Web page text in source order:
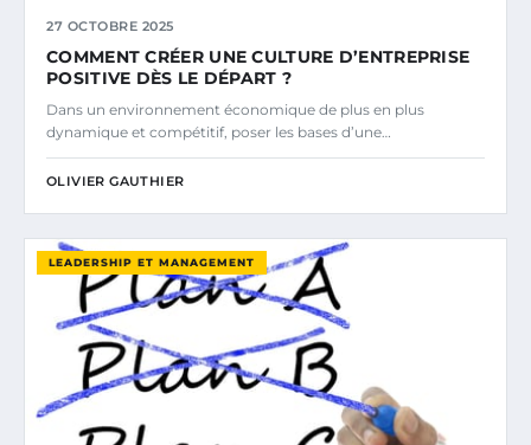
27 OCTOBRE 2025
COMMENT CRÉER UNE CULTURE D’ENTREPRISE
POSITIVE DÈS LE DÉPART ?
Dans un environnement économique de plus en plus
dynamique et compétitif, poser les bases d’une…
OLIVIER GAUTHIER
LEADERSHIP ET MANAGEMENT